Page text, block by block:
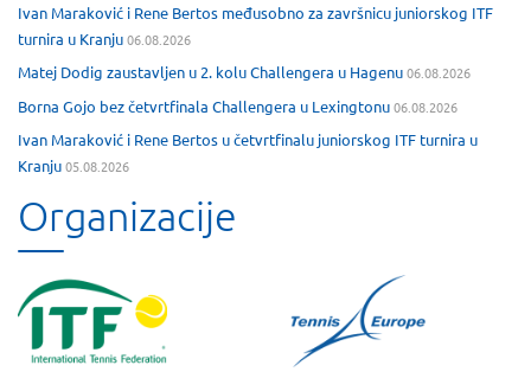
Ivan Maraković i Rene Bertos međusobno za završnicu juniorskog ITF
turnira u Kranju06.08.2026
Matej Dodig zaustavljen u 2. kolu Challengera u Hagenu06.08.2026
Borna Gojo bez četvrtfinala Challengera u Lexingtonu06.08.2026
Ivan Maraković i Rene Bertos u četvrtfinalu juniorskog ITF turnira u
Kranju05.08.2026
Organizacije